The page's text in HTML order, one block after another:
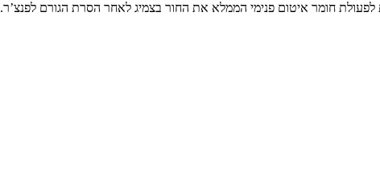
לפעולת חומר איטום פנימי הממלא את החור בצמיג לאחר הסרת הגורם לפנצ’ר.